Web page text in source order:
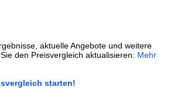
aktuelle Angebote und weitere
den Preisvergleich aktualisieren: Mehr
starten!